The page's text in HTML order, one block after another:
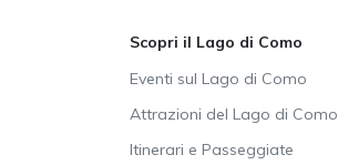
Scopri il Lago di Como
Eventi sul Lago di Como
Attrazioni del Lago di Como
Itinerari e Passeggiate